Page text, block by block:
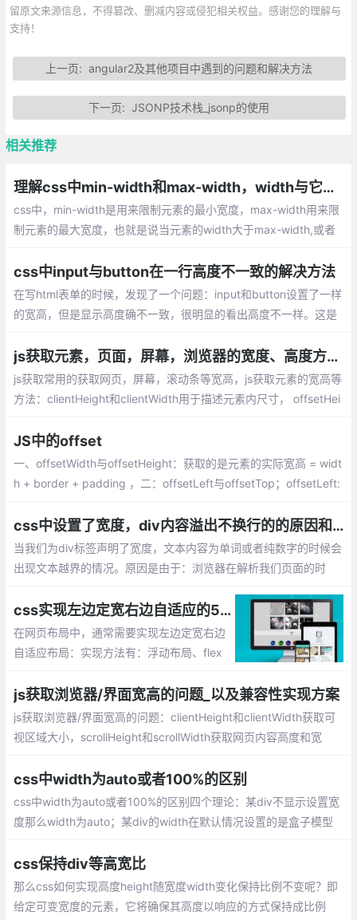
留原文来源信息，不得篡改、删减内容或侵犯相关权益。感谢您的理解与
支持！
上一页:angular2及其他项目中遇到的问题和解决方法
下一页:JSONP技术栈_jsonp的使用
相关推荐
理解css中min-width和max-width，width与它们之间的区别联系
css中，min-width是用来限制元素的最小宽度，max-width用来限
制元素的最大宽度，也就是说当元素的width大于max-width,或者
应。下面将具体介绍下关于min-,max-的区别和联系
css中input与button在一行高度不一致的解决方法
在写html表单的时候，发现了一个问题：input和button设置了一样
的宽高，但是显示高度确不一致，很明显的看出高度不一样。这是
js获取元素，页面，屏幕，浏览器的宽度、高度方法总汇
js获取常用的获取网页，屏幕，滚动条等宽高，js获取元素的宽高等
方法：clientHeight和clientWidth用于描述元素内尺寸， offsetHei
内边距的边缘和边框的外边缘之间的水平和垂直距离...
JS中的offset
一、offsetWidth与offsetHeight：获取的是元素的实际宽高 = widt
h + border + padding ，二：offsetLeft与offsetTop；offsetLeft:
自己上外边框与父级元素的上内边框的距离
css中设置了宽度，div内容溢出不换行的的原因和解决方法
当我们为div标签声明了宽度，文本内容为单词或者纯数字的时候会
出现文本越界的情况。原因是由于：浏览器在解析我们页面的时
行换行。
css实现左边定宽右边自适应的5种方法总汇
在网页布局中，通常需要实现左边定宽右边
自适应布局：实现方法有：浮动布局、flex
局
js获取浏览器/界面宽高的问题_以及兼容性实现方案
js获取浏览器/界面宽高的问题：clientHeight和clientWidth获取可
视区域大小，scrollHeight和scrollWidth获取网页内容高度和宽
区域包括滚动条等边线，会随窗口的显示大小改变）
css中width为auto或者100%的区别
css中width为auto或者100%的区别四个理论：某div不显示设置宽
度那么width为auto；某div的width在默认情况设置的是盒子模型
的宽度为其父元素的宽度
css保持div等高宽比
那么css如何实现高度height随宽度width变化保持比例不变呢？即
给定可变宽度的元素，它将确保其高度以响应的方式保持成比例